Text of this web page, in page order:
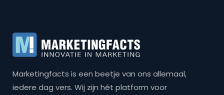
Marketingfacts is een beetje van ons allemaal,
iedere dag vers. Wij zijn hét platform voor